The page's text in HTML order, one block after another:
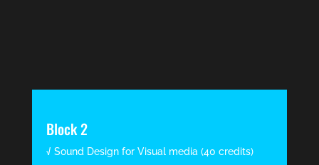
Block 2
√ Sound Design for Visual media (40 credits)